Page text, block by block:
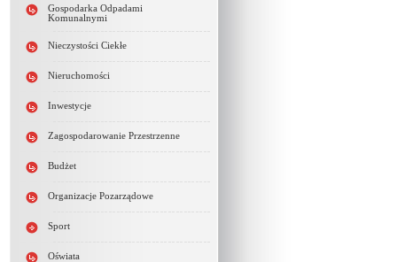
Gospodarka Odpadami
Komunalnymi
Nieczystości Ciekłe
Nieruchomości
Inwestycje
Zagospodarowanie Przestrzenne
Budżet
Organizacje Pozarządowe
Sport
Oświata